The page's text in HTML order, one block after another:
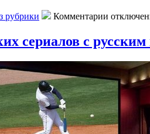
рубрики Комментарии
сериалов с русским